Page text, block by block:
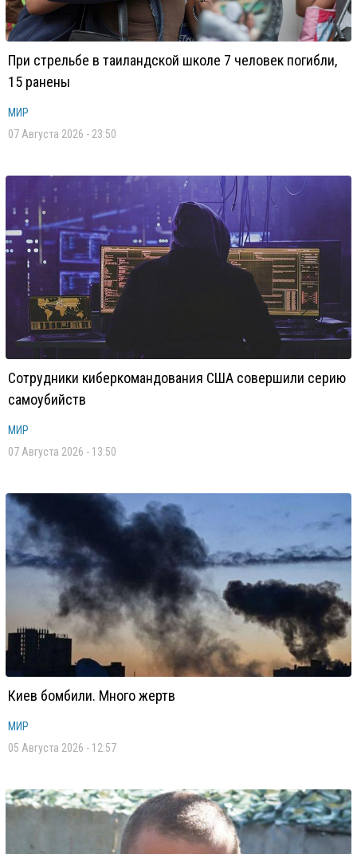
При стрельбе в таиландской школе 7 человек погибли,
15 ранены
МИР
07 Августа 2026 - 23:50
Сотрудники киберкомандования США совершили серию
самоубийств
МИР
07 Августа 2026 - 13:50
Киев бомбили. Много жертв
МИР
05 Августа 2026 - 12:57